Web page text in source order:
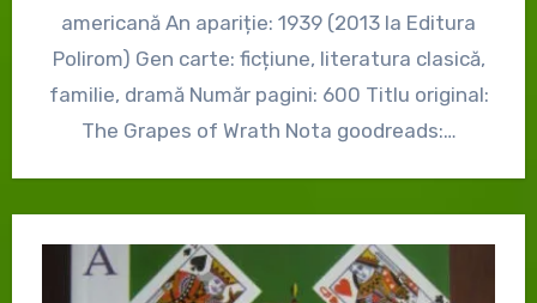
americană An apariție: 1939 (2013 la Editura
Polirom) Gen carte: ficțiune, literatura clasică,
familie, dramă Număr pagini: 600 Titlu original:
The Grapes of Wrath Nota goodreads:…